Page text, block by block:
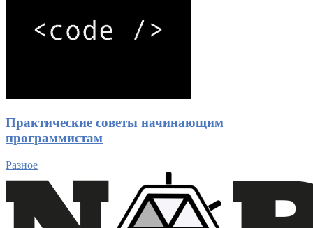
Практические советы начинающим
программистам
Разное